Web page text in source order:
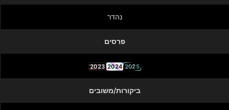
נהדר
פרסים
2025
2024
2023
ביקורות/משובים